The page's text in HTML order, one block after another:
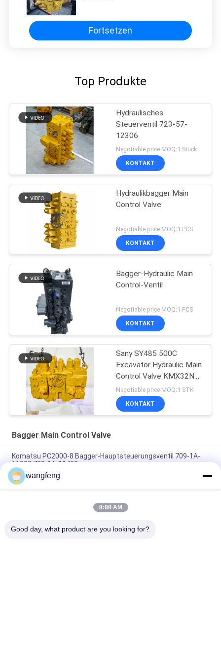
Fortsetzen
Top Produkte
Hydraulisches
Steuerventil 723-57-
12306
Negotiable price MOQ:1 Stück
KONTAKT
Hydraulikbagger Main
Control Valve
Negotiable price MOQ:1 PCS
KONTAKT
Bagger-Hydraulic Main
Control-Ventil
Negotiable price MOQ:1 PCS
KONTAKT
Sany SY485 500C
Excavator Hydraulic Main
Control Valve KMX32NA
High Quality
Negotiable price MOQ:1 STK
KONTAKT
Bagger Main Control Valve
Komatsu PC2000-8 Bagger-Hauptsteuerungsventil 709-1A-
11300 709-1A-11400
PC160LC-7 PC160-7 Steuerventil Bagger Komatsu, 723-57-
16100 Bagger Hauptteile
VOE14541591 Bohrer-Hauptsteuerventil für Volvo EC290B
wangfeng
8:08 AM
Good day, what product are you looking for?